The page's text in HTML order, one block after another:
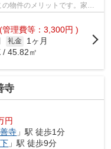
物件のメリットです。家賃
(管理費等：3,300円 )
礼金
1ヶ月
/ 45.82㎡
寺
円
寺 」駅 徒歩1分
」駅 徒歩9分